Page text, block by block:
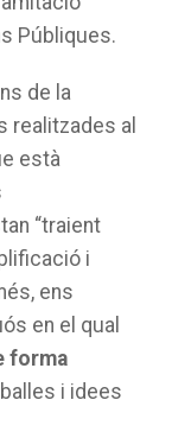
Públiques.
de la
realitzades al
està
“traient
i
ens
en el qual
forma
i idees